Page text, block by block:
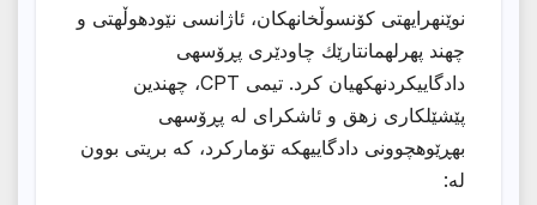
نوێنهرایهتی كۆنسوڵخانهكان، ئاژانسی نێودهوڵهتی و
چهند پهرلهمانتارێك چاودێری پڕۆسهی
دادگاییكردنهكهیان كرد. تیمی CPT، چهندین
پێشێلكاری زهق و ئاشكرای له پڕۆسهی
بهڕێوهچوونی دادگاییهكه تۆماركرد، كه بریتی بوون
له: